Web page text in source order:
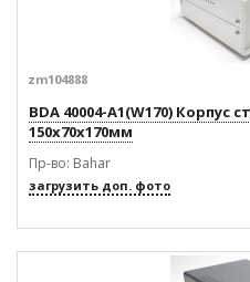
zm104888
BDA 40004-A1(W170)
150x70x170мм
Пр-во: Bahar
загрузить доп. фото